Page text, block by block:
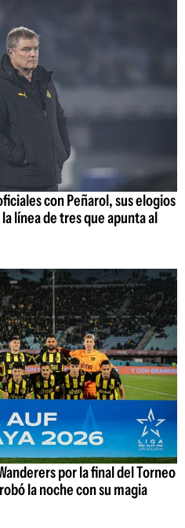
con Peñarol, sus elogios
línea de tres que apunta al
por la final del Torneo
la noche con su magia